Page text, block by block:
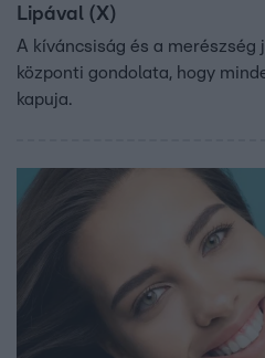
Lipával (X)
A kíváncsiság és a merészség
központi gondolata, hogy
kapuja.